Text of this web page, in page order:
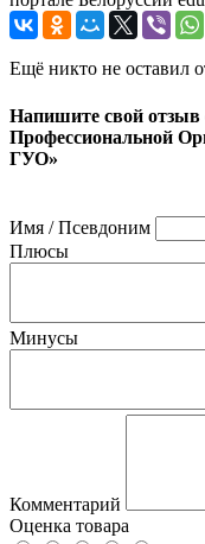
Ещё никто не оставил
Напишите свой
Профессиональной
ГУО»
Имя / Псевдоним
Плюсы
Минусы
Комментарий
Оценка товара